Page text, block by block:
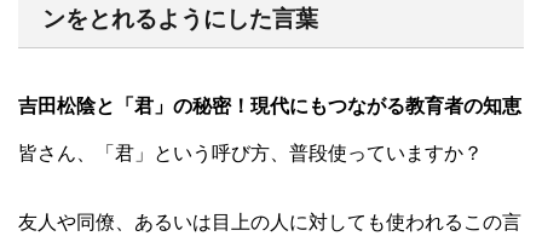
ンをとれるようにした言葉
吉田松陰と「君」の秘密！現代にもつながる教育者の知恵
皆さん、「君」という呼び方、普段使っていますか？
友人や同僚、あるいは目上の人に対しても使われるこの言